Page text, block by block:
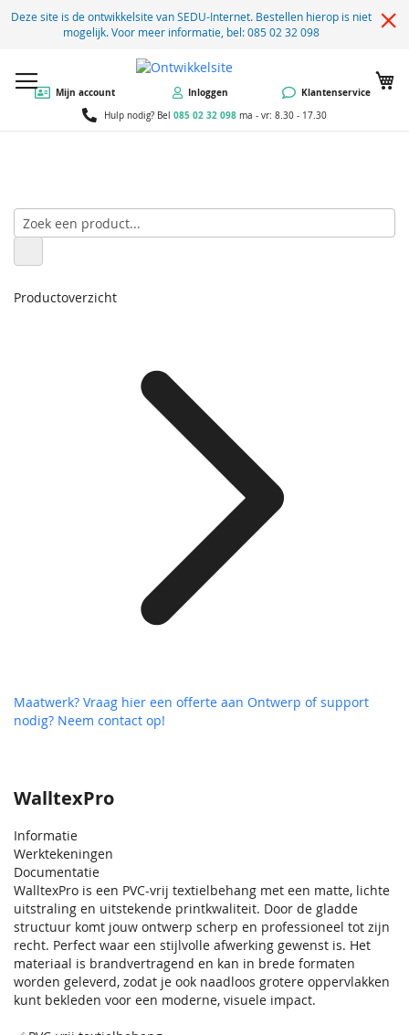
Deze site is de ontwikkelsite van SEDU-Internet. Bestellen hierop is niet
mogelijk. Voor meer informatie, bel: 085 02 32 098
Mijn account Inloggen Klantenservice
Hulp nodig? Bel 085 02 32 098 ma - vr: 8.30 - 17.30
WalltexPro
Informatie
Werktekeningen
Documentatie
WalltexPro is een PVC-vrij textielbehang met een matte, lichte
uitstraling en uitstekende printkwaliteit. Door de gladde
structuur komt jouw ontwerp scherp en professioneel tot zijn
recht. Perfect waar een stijlvolle afwerking gewenst is. Het
materiaal is brandvertragend en kan in brede formaten
worden geleverd, zodat je ook naadloos grotere oppervlakken
kunt bekleden voor een moderne, visuele impact.
Productoverzicht
Maatwerk? Vraag hier een offerte aan Ontwerp of support
nodig? Neem contact op!